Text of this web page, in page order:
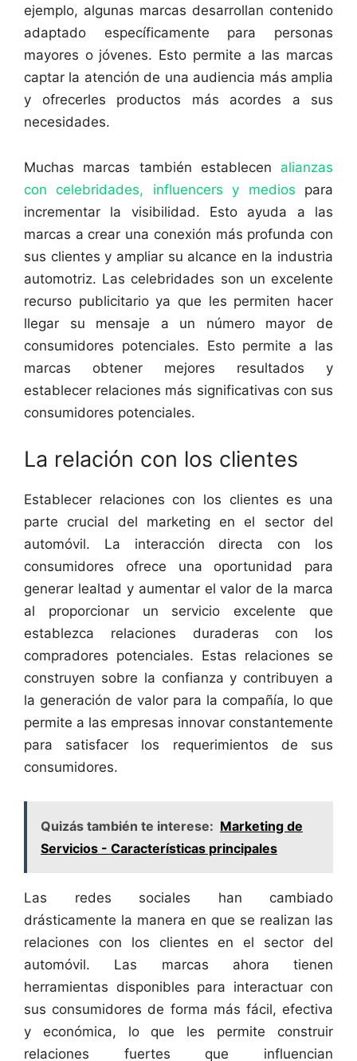
ejemplo, algunas marcas desarrollan contenido
adaptado específicamente para personas
mayores o jóvenes. Esto permite a las marcas
captar la atención de una audiencia más amplia
y ofrecerles productos más acordes a sus
necesidades.
Muchas marcas también establecen alianzas
con celebridades, influencers y medios para
incrementar la visibilidad. Esto ayuda a las
marcas a crear una conexión más profunda con
sus clientes y ampliar su alcance en la industria
automotriz. Las celebridades son un excelente
recurso publicitario ya que les permiten hacer
llegar su mensaje a un número mayor de
consumidores potenciales. Esto permite a las
marcas obtener mejores resultados y
establecer relaciones más significativas con sus
consumidores potenciales.
La relación con los clientes
Establecer relaciones con los clientes es una
parte crucial del marketing en el sector del
automóvil. La interacción directa con los
consumidores ofrece una oportunidad para
generar lealtad y aumentar el valor de la marca
al proporcionar un servicio excelente que
establezca relaciones duraderas con los
compradores potenciales. Estas relaciones se
construyen sobre la confianza y contribuyen a
la generación de valor para la compañía, lo que
permite a las empresas innovar constantemente
para satisfacer los requerimientos de sus
consumidores.
Quizás también te interese: Marketing de
Servicios - Características principales
Las redes sociales han cambiado
drásticamente la manera en que se realizan las
relaciones con los clientes en el sector del
automóvil. Las marcas ahora tienen
herramientas disponibles para interactuar con
sus consumidores de forma más fácil, efectiva
y económica, lo que les permite construir
relaciones fuertes que influencian